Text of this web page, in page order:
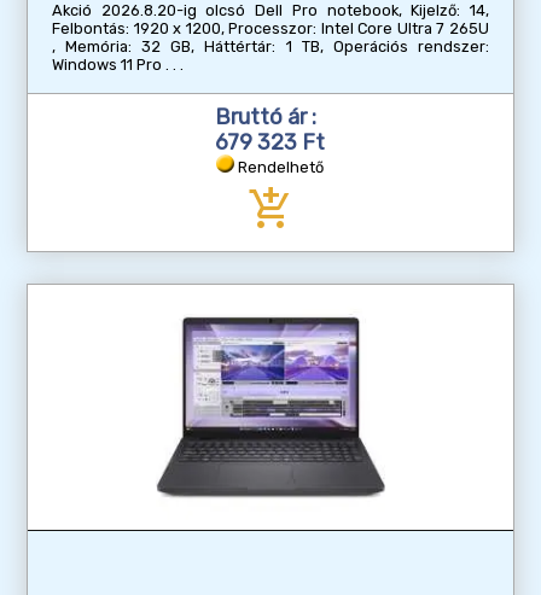
Akció 2026.8.20-ig olcsó Dell Pro notebook, Kijelző: 14,
Felbontás: 1920 x 1200, Processzor: Intel Core Ultra 7 265U
, Memória: 32 GB, Háttértár: 1 TB, Operációs rendszer:
Windows 11 Pro
Bruttó ár :
679 323 Ft
Rendelhető
add_shopping_cart